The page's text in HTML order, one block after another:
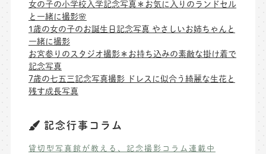
女の子の小学校入学記念写真＊お気に入りのランドセル
と一緒に撮影🌸
1歳の女の子のお誕生日記念写真 やさしいお姉ちゃんと
一緒に撮影
お宮参りのスタジオ撮影＊お持ち込みの素敵な掛け着で
記念写真
7歳の七五三記念写真撮影 ドレスに似合う綺麗な生花と
残す成長写真
記念行事コラム
貸切型写真館が教える、記念撮影コラム連載中